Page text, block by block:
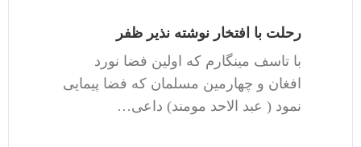
رحلت با افتخار نوشته نذیر ظفر
با تاسف مینگارم که اولین فضا نورد
افغان و چهارمین مسلمان که فضا پیمایی
نمود ( عبد الاحد مومند) داعی…